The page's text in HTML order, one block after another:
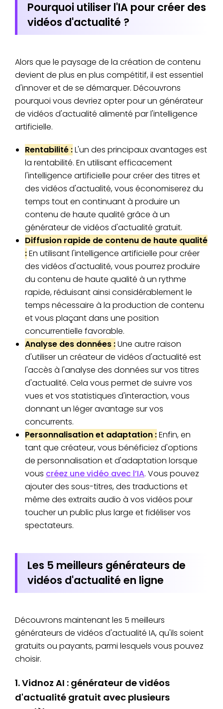
Pourquoi utiliser l'IA pour créer des
vidéos d'actualité ?
Alors que le paysage de la création de contenu
devient de plus en plus compétitif, il est essentiel
d'innover et de se démarquer. Découvrons
pourquoi vous devriez opter pour un générateur
de vidéos d'actualité alimenté par l'intelligence
artificielle.
Rentabilité :L'un des principaux avantages est
la rentabilité. En utilisant efficacement
l'intelligence artificielle pour créer des titres et
des vidéos d'actualité, vous économiserez du
temps tout en continuant à produire un
contenu de haute qualité grâce à un
générateur de vidéos d'actualité gratuit.
Diffusion rapide de contenu de haute qualité
:En utilisant l'intelligence artificielle pour créer
des vidéos d'actualité, vous pourrez produire
du contenu de haute qualité à un rythme
rapide, réduisant ainsi considérablement le
temps nécessaire à la production de contenu
et vous plaçant dans une position
concurrentielle favorable.
Analyse des données :Une autre raison
d'utiliser un créateur de vidéos d'actualité est
l'accès à l'analyse des données sur vos titres
d'actualité. Cela vous permet de suivre vos
vues et vos statistiques d'interaction, vous
donnant un léger avantage sur vos
concurrents.
Personnalisation et adaptation :Enfin, en
tant que créateur, vous bénéficiez d'options
de personnalisation et d'adaptation lorsque
vous créez une vidéo avec l’IA. Vous pouvez
ajouter des sous-titres, des traductions et
même des extraits audio à vos vidéos pour
toucher un public plus large et fidéliser vos
spectateurs.
Les 5 meilleurs générateurs de
vidéos d'actualité en ligne
Découvrons maintenant les 5 meilleurs
générateurs de vidéos d'actualité IA, qu'ils soient
gratuits ou payants, parmi lesquels vous pouvez
choisir.
1. Vidnoz AI : générateur de vidéos
d'actualité gratuit avec plusieurs